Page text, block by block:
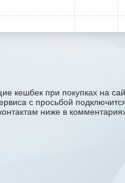
кешбек при покупках на
с проcьбой
ниже в